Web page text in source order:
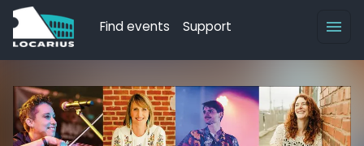
Find events Support